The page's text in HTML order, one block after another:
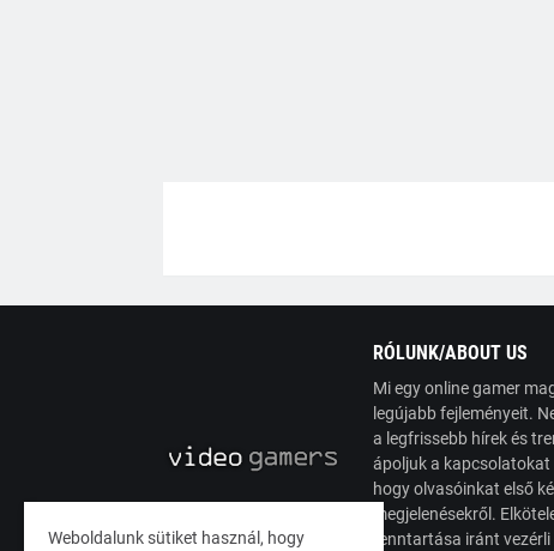
RÓLUNK/ABOUT US
Mi egy online gamer
legújabb fejleményeit.
a legfrissebb hírek és
ápoljuk a kapcsolatokat
hogy olvasóinkat első
megjelenésekről.
fenntartása iránt
Weboldalunk sütiket használ, hogy